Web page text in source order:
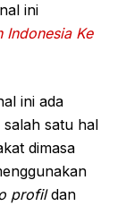
ini
Indonesia Ke
ini ada
satu hal
dimasa
profildan